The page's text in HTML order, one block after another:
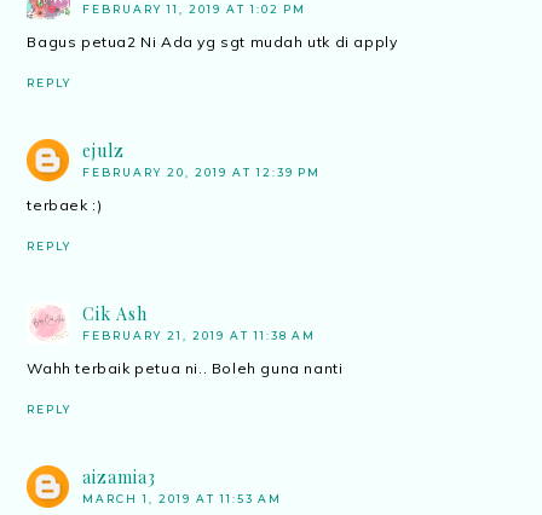
FEBRUARY 11, 2019 AT 1:02 PM
Bagus petua2 Ni Ada yg sgt mudah utk di apply
REPLY
ejulz
FEBRUARY 20, 2019 AT 12:39 PM
terbaek :)
REPLY
Cik Ash
FEBRUARY 21, 2019 AT 11:38 AM
Wahh terbaik petua ni.. Boleh guna nanti
REPLY
aizamia3
MARCH 1, 2019 AT 11:53 AM